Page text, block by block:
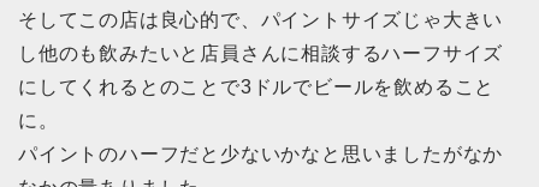
そしてこの店は良心的で、パイントサイズじゃ大きい
し他のも飲みたいと店員さんに相談するハーフサイズ
にしてくれるとのことで3ドルでビールを飲めること
に。
パイントのハーフだと少ないかなと思いましたがなか